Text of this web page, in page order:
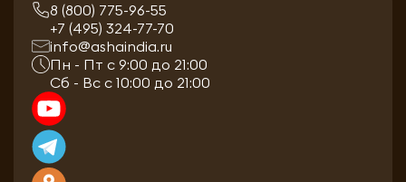
8 (800) 775-96-55
+7 (495) 324-77-70
info@ashaindia.ru
Пн - Пт с 9:00 до 21:00
Сб - Вс с 10:00 до 21:00